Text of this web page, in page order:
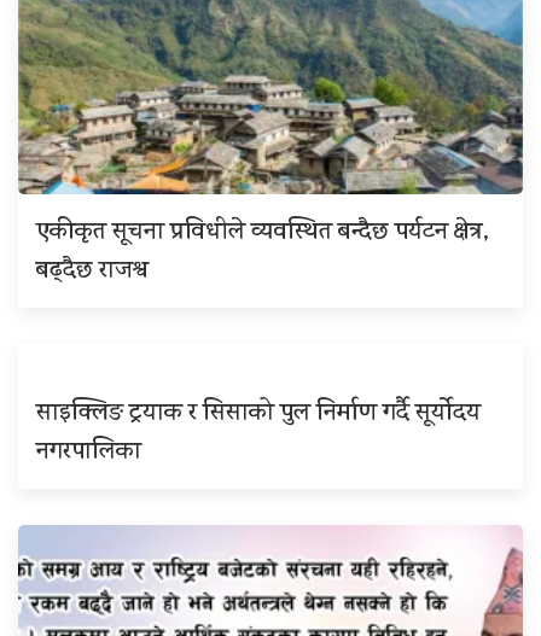
एकीकृत सूचना प्रविधीले व्यवस्थित बन्दैछ पर्यटन क्षेत्र,
बढ्दैछ राजश्व
साइक्लिङ ट्रयाक र सिसाको पुल निर्माण गर्दै सूर्योदय
नगरपालिका